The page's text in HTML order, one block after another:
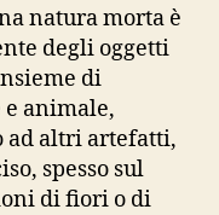
natura morta è
degli oggetti
di
animale,
ad altri artefatti,
spesso sul
di fiori o di